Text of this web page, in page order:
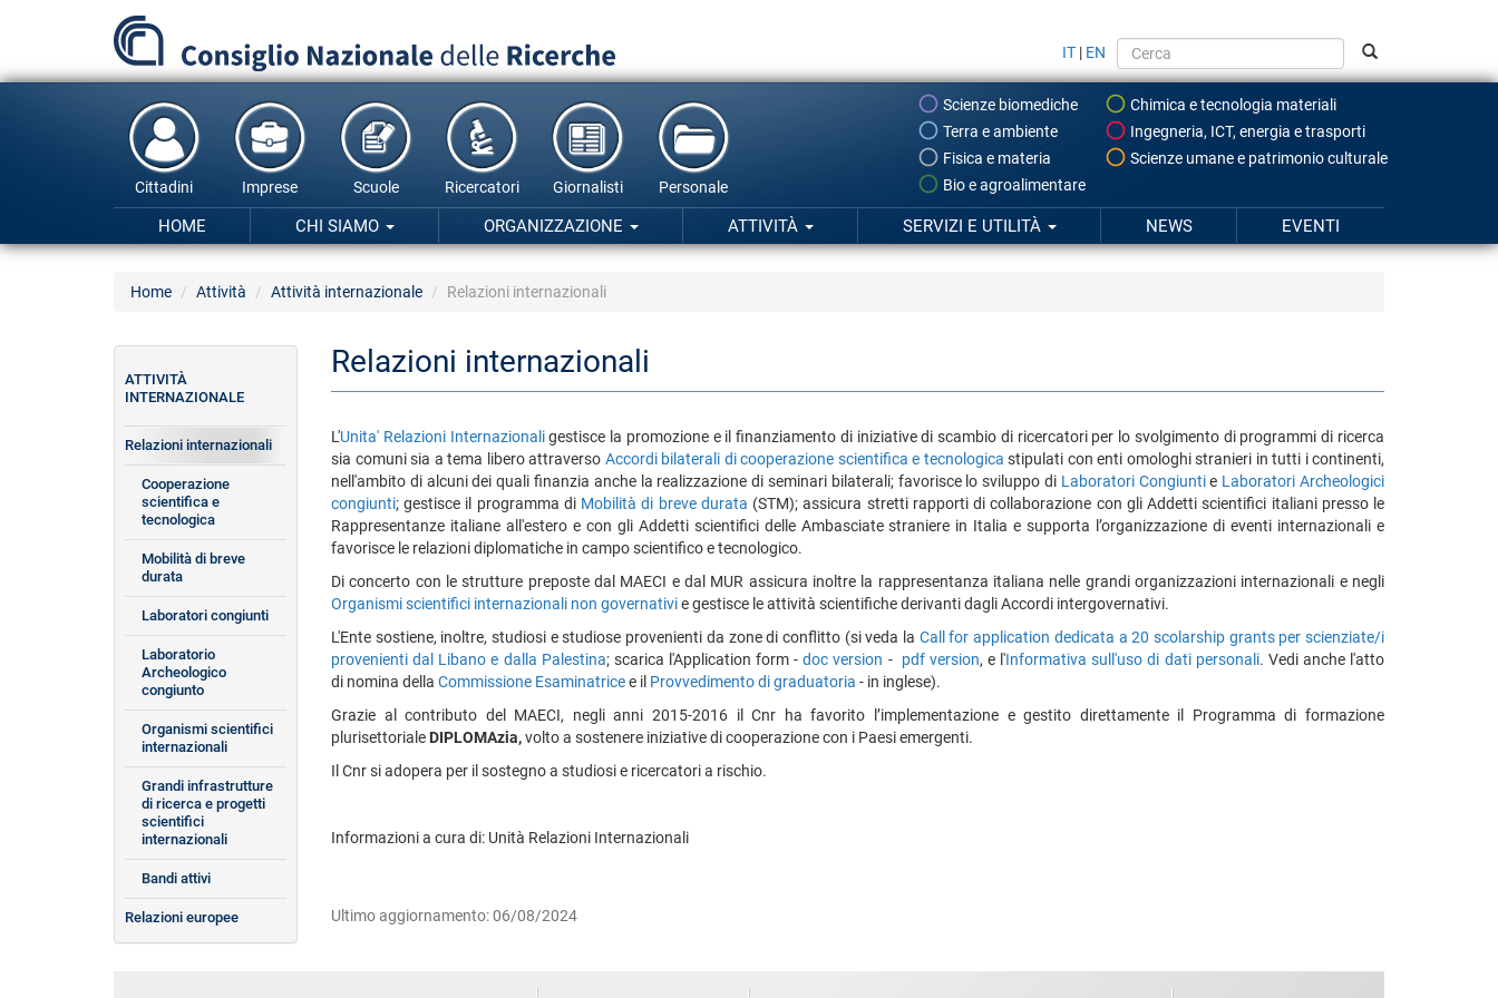
principale
IT | EN
Scienze biomediche
Chimica e tecnologia materiali
Terra e ambiente
Ingegneria, ICT, energia e trasporti
Fisica e materia
Scienze umane e patrimonio culturale
Bio e agroalimentare
Cittadini Imprese Scuole Ricercatori Giornalisti Personale
HOME CHI SIAMO ORGANIZZAZIONE ATTIVITÀ SERVIZI E UTILITÀ NEWS EVENTI
Home Attività Attività internazionale Relazioni internazionali
Relazioni internazionali
L'Unita' Relazioni Internazionaligestisce la promozione e il finanziamento di iniziative di scambio di ricercatori per lo svolgimento di programmi di ricerca
sia comuni sia a tema libero attraverso Accordi bilaterali di cooperazione scientifica e tecnologica stipulati con enti omologhi stranieri in tutti i continenti,
nell'ambito di alcuni dei quali finanzia anche la realizzazione di seminari bilaterali; favorisce lo sviluppo di Laboratori Congiuntie Laboratori Archeologici
congiunti; gestisce il programma di Mobilità di breve durata (STM); assicura stretti rapporti di collaborazione con gli Addetti scientifici italiani presso le
Rappresentanze italiane all'estero e con gli Addetti scientifici delle Ambasciate straniere in Italia e supporta l’organizzazione di eventi internazionali e
favorisce le relazioni diplomatiche in campo scientifico e tecnologico.
Di concerto con le strutture preposte dal MAECI e dal MUR assicura inoltre la rappresentanza italiana nelle grandi organizzazioni internazionali e negli
Organismi scientifici internazionali non governativie gestisce le attività scientifiche derivanti dagli Accordi intergovernativi.
L'Ente sostiene, inoltre, studiosi e studiose provenienti da zone di conflitto (si veda la Call for application dedicata a 20 scolarship grants per scienziate/i
provenienti dal Libano e dalla Palestina; scarica l'Application form -doc version - pdf version, e l'Informativa sull'uso di dati personali. Vedi anche l'atto
di nomina della Commissione Esaminatricee il Provvedimento di graduatoria - in inglese).
Grazie al contributo del MAECI, negli anni 2015-2016 il Cnr ha favorito l’implementazione e gestito direttamente il Programma di formazione
plurisettoriale DIPLOMAzia,volto a sostenere iniziative di cooperazione con i Paesi emergenti.
Il Cnr si adopera per il sostegno a studiosi e ricercatori a rischio.
Informazioni a cura di: Unità Relazioni Internazionali
Ultimo aggiornamento: 06/08/2024
ATTIVITÀ
INTERNAZIONALE
Relazioni internazionali
Cooperazione
scientifica e
tecnologica
Mobilità di breve
durata
Laboratori congiunti
Laboratorio
Archeologico
congiunto
Organismi scientifici
internazionali
Grandi infrastrutture
di ricerca e progetti
scientifici
internazionali
Bandi attivi
Relazioni europee